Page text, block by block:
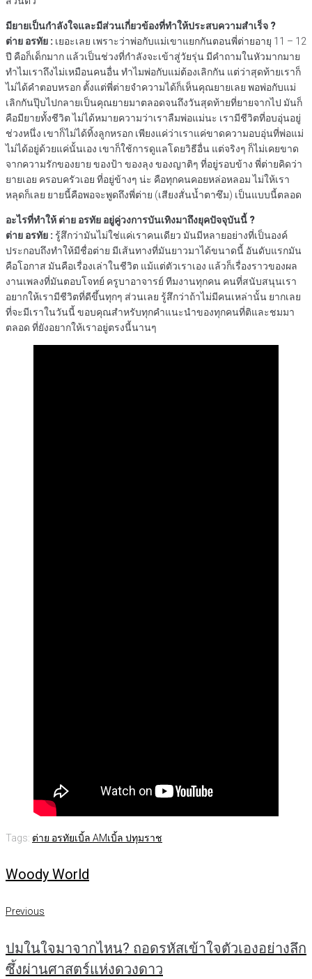
มียายเป็นกำลังใจและมีส่วนเกี่ยวข้องที่ทำให้ประสบความสำเร็จ ?
ต่าย อรทัย : เยอะเลย เพราะว่าพ่อกับแม่เขาแยกกันตอนพี่ต่ายอายุ 11 – 12
ปี คือก็เด็กมาก แล้วเป็นช่วงที่กำลังจะเข้าสู่วัยรุ่น มีคำถามในหัวมากมาย
ทำไมเราถึงไม่เหมือนคนอื่น ทำไมพ่อกับแม่ต้องเลิกกัน แต่ว่าสุดท้ายเราก็
ไม่ได้คำตอบหรอก ตั้งแต่พี่ต่ายจำความได้ก็เห็นคุณยายเลย พอพ่อกับแม่
เลิกกันปุ๊บไปกลายเป็นคุณยายมาตลอดจนถึงวันสุดท้ายที่ยายจากไป มันก็
คือมียายทั้งชีวิต ไม่ได้หมายความว่าเราลืมพ่อแม่นะ เรามีชีวิตที่อบอุ่นอยู่
ช่วงหนึ่ง เขาก็ไม่ได้ทิ้งลูกหรอก เพียงแค่ว่าเราแค่ขาดความอบอุ่นที่พ่อแม่
ไม่ได้อยู่ด้วยแค่นั้นเอง เขาก็ใช้การดูแลโดยวิธีอื่น แต่จริงๆ ก็ไม่เคยขาด
จากความรักของยาย ของป้า ของลุง ของญาติๆ ที่อยู่รอบข้าง พี่ต่ายคิดว่า
ยายเอย ครอบครัวเอย ที่อยู่ข้างๆ น่ะ คือทุกคนคอยหล่อหลอม ไม่ให้เรา
หลุดก็เลย ยายนี้คือพอจะพูดถึงพี่ต่าย (เสียงสั่นน้ำตาซึม) เป็นแบบนี้ตลอด
อะไรที่ทำให้ ต่าย อรทัย อยู่คู่วงการบันเทิงมาถึงยุคปัจจุบันนี้ ?
ต่าย อรทัย : รู้สึกว่ามันไม่ใช่แค่เราคนเดียว มันมีหลายอย่างที่เป็นองค์
ประกอบถึงทำให้มีชื่อต่าย มีเส้นทางที่มันยาวมาได้ขนาดนี้ อันดับแรกมัน
คือโอกาส มันคือเรื่องเล่าในชีวิต แม้แต่ตัวเราเอง แล้วก็เรื่องราวของผล
งานเพลงที่มันตอบโจทย์ ครูบาอาจารย์ ทีมงานทุกคน คนที่สนับสนุนเรา
อยากให้เรามีชีวิตที่ดีขึ้นทุกๆ ส่วนเลย รู้สึกว่าถ้าไม่มีคนเหล่านั้น ยากเลย
ที่จะมีเราในวันนี้ ขอบคุณสำหรับทุกคำแนะนำของทุกคนที่ติและชมมา
ตลอด ที่ยังอยากให้เราอยู่ตรงนี้นานๆ
Tags: ต่าย อรทัยเบิ้ล AMเบิ้ล ปทุมราช
Woody World
แนะแนว
เรื่อง
Previous
Previous
ปมในใจมาจากไหน? ถอดรหัสเข้าใจตัวเองอย่างลึก
ซึ้งผ่านศาสตร์แห่งดวงดาว